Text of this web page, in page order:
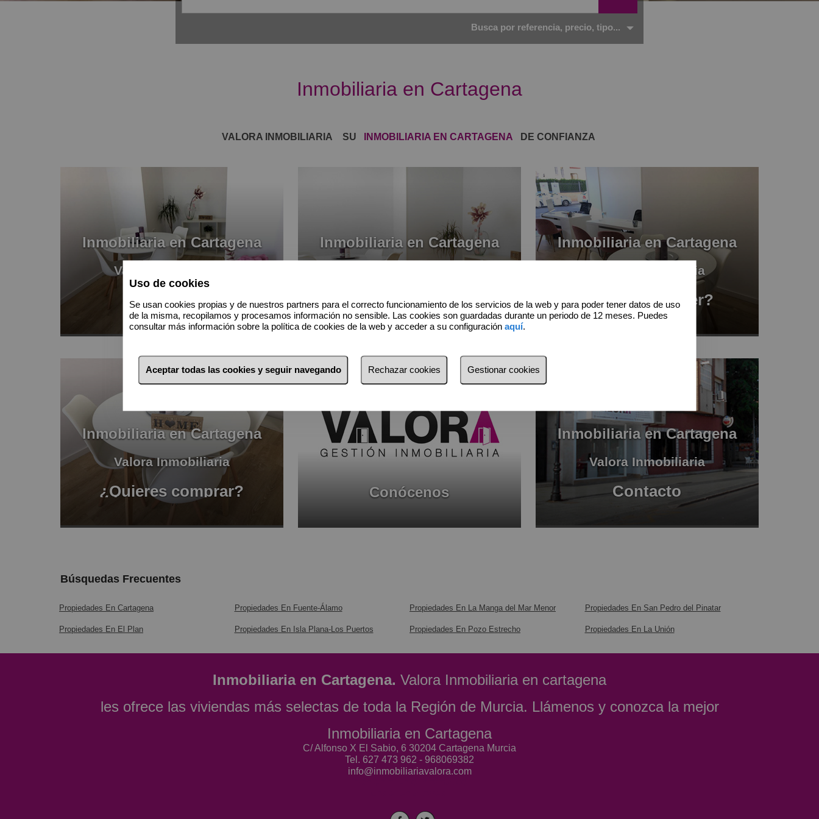
Busca por referencia, precio, tipo...
Inmobiliaria en Cartagena
VALORA INMOBILIARIA SU INMOBILIARIA EN CARTAGENA DE CONFIANZA
Inmobiliaria en Cartagena
Valora Inmobiliaria
Vende
Inmobiliaria en Cartagena
Alquila
Inmobiliaria en Cartagena
Valora Inmobiliaria
¿Quieres vender?
Inmobiliaria en Cartagena
Valora Inmobiliaria
¿Quieres comprar? Conócenos
Inmobiliaria en Cartagena
Valora Inmobiliaria
Contacto
Búsquedas Frecuentes
Propiedades En Cartagena Propiedades En Fuente-Álamo Propiedades En La Manga del Mar Menor Propiedades En San Pedro del Pinatar
Propiedades En El Plan Propiedades En Isla Plana-Los Puertos Propiedades En Pozo Estrecho Propiedades En La Unión
Inmobiliaria en Cartagena. Valora Inmobiliaria en cartagena
les ofrece las viviendas más selectas de toda la Región de Murcia. Llámenos y conozca la mejor
Inmobiliaria en Cartagena
C/ Alfonso X El Sabio, 6 30204 Cartagena Murcia
Tel. 627 473 962 - 968069382
info@inmobiliariavalora.com
Uso de cookies
Se usan cookies propias y de nuestros partners para el correcto funcionamiento de los servicios de la web y para poder tener datos de uso
de la misma, recopilamos y procesamos información no sensible. Las cookies son guardadas durante un periodo de 12 meses. Puedes
consultar más información sobre la política de cookies de la web y acceder a su configuración aquí.
Aceptar todas las cookies y seguir navegando Rechazar cookies Gestionar cookies